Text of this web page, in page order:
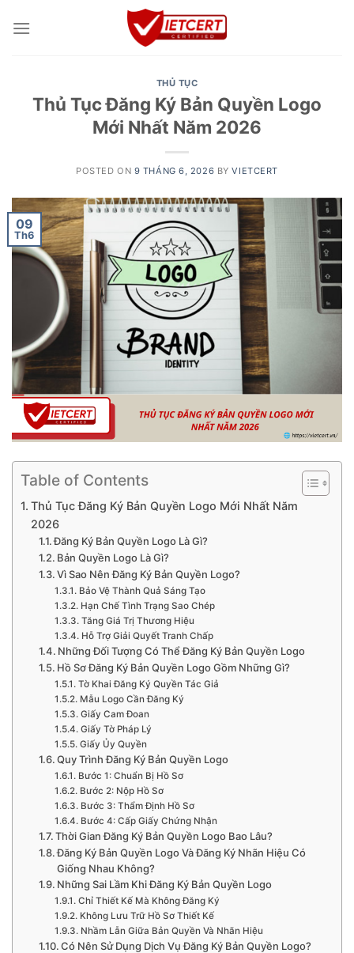
THỦ TỤC
Thủ Tục Đăng Ký Bản Quyền Logo
Mới Nhất Năm 2026
POSTED ON 9 THÁNG 6, 2026 BYVIETCERT
09
Th6
Table of Contents
Thủ Tục Đăng Ký Bản Quyền Logo Mới Nhất Năm
2026
Đăng Ký Bản Quyền Logo Là Gì?
Bản Quyền Logo Là Gì?
Vì Sao Nên Đăng Ký Bản Quyền Logo?
Bảo Vệ Thành Quả Sáng Tạo
Hạn Chế Tình Trạng Sao Chép
Tăng Giá Trị Thương Hiệu
Hỗ Trợ Giải Quyết Tranh Chấp
Những Đối Tượng Có Thể Đăng Ký Bản Quyền Logo
Hồ Sơ Đăng Ký Bản Quyền Logo Gồm Những Gì?
Tờ Khai Đăng Ký Quyền Tác Giả
Mẫu Logo Cần Đăng Ký
Giấy Cam Đoan
Giấy Tờ Pháp Lý
Giấy Ủy Quyền
Quy Trình Đăng Ký Bản Quyền Logo
Bước 1: Chuẩn Bị Hồ Sơ
Bước 2: Nộp Hồ Sơ
Bước 3: Thẩm Định Hồ Sơ
Bước 4: Cấp Giấy Chứng Nhận
Thời Gian Đăng Ký Bản Quyền Logo Bao Lâu?
Đăng Ký Bản Quyền Logo Và Đăng Ký Nhãn Hiệu Có
Giống Nhau Không?
Những Sai Lầm Khi Đăng Ký Bản Quyền Logo
Chỉ Thiết Kế Mà Không Đăng Ký
Không Lưu Trữ Hồ Sơ Thiết Kế
Nhầm Lẫn Giữa Bản Quyền Và Nhãn Hiệu
Có Nên Sử Dụng Dịch Vụ Đăng Ký Bản Quyền Logo?